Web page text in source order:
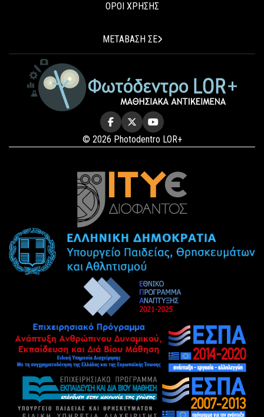
ΟΡΟΙ ΧΡΗΣΗΣ
ΜΕΤΑΒΑΣΗ ΣΕ
© 2026 Photodentro LOR+